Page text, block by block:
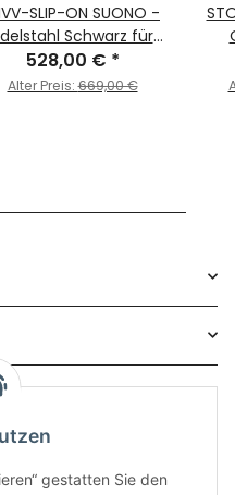
gestatten Sie den
SLIP-ON SUONO -
Schwarz für
- ZX-6 R 636
BJ. 2003 > 2004 -
528,00 € *
Alter Preis:669,00 €